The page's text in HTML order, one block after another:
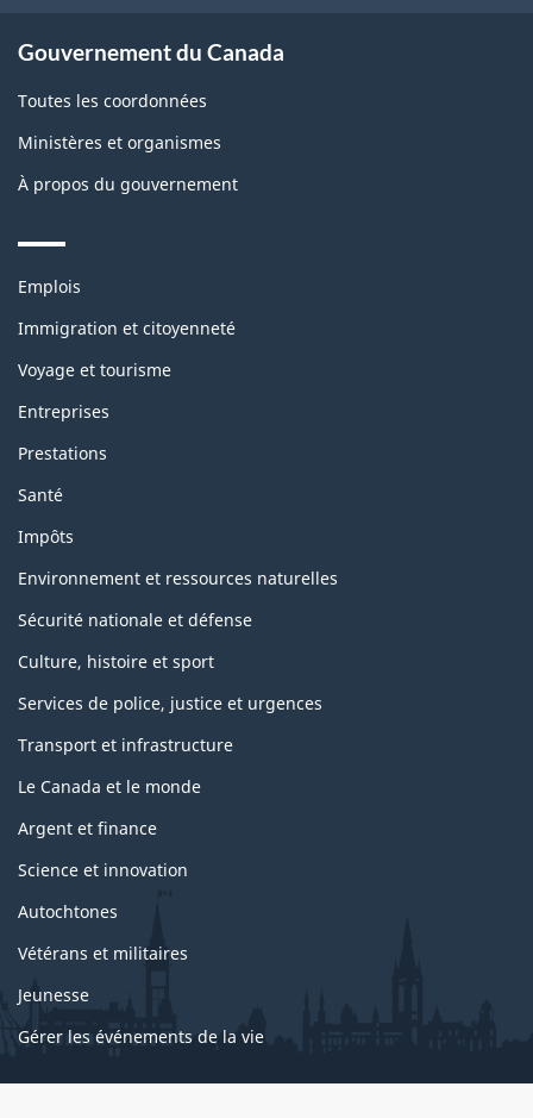
Gouvernement du Canada
Toutes les coordonnées
Ministères et organismes
À propos du gouvernement
Themes
topics
Emplois
Immigration et citoyenneté
Voyage et tourisme
Entreprises
Prestations
Santé
Impôts
Environnement et ressources naturelles
Sécurité nationale et défense
Culture, histoire et sport
Services de police, justice et urgences
Transport et infrastructure
Le Canada et le monde
Argent et finance
Science et innovation
Autochtones
Vétérans et militaires
Jeunesse
Gérer les événements de la vie